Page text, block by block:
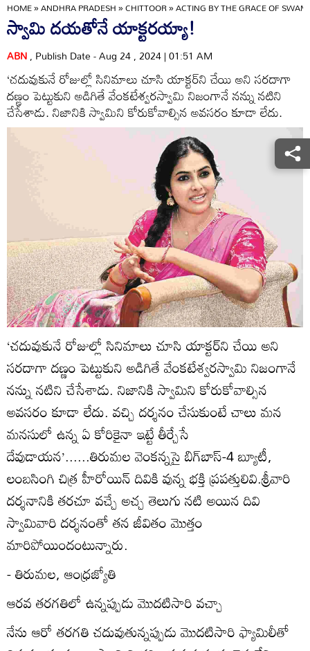
HOME»ANDHRA PRADESH»CHITTOOR»ACTING BY THE GRACE OF
స్వామి దయతోనే యాక్టరయ్యా!
ABN, Publish Date - Aug 24 , 2024 | 01:51 AM
‘చదువుకునే రోజుల్లో సినిమాలు చూసి యాక్టర్‌ని చేయి అని సరదాగా
దణ్ణం పెట్టుకుని అడిగితే వేంకటేశ్వరస్వామి నిజంగానే నన్ను నటిని
చేసేశాడు. నిజానికి స్వామిని కోరుకోవాల్సిన అవసరం కూడా లేదు.
‘చదువుకునే రోజుల్లో సినిమాలు చూసి యాక్టర్‌ని చేయి అని
సరదాగా దణ్ణం పెట్టుకుని అడిగితే వేంకటేశ్వరస్వామి నిజంగానే
నన్ను నటిని చేసేశాడు. నిజానికి స్వామిని కోరుకోవాల్సిన
అవసరం కూడా లేదు. వచ్చి దర్శనం చేసుకుంటే చాలు మన
మనసులో ఉన్న ఏ కోరికైనా ఇట్టే తీర్చేసే
దేవుడాయన’......తిరుమల వెంకన్నసై బిగ్‌బాస్‌-4 బ్యూటీ,
లంబసింగి చిత్ర హీరోయిన్‌ దివికి వున్న భక్తి ప్రపత్తులివి.శ్రీవారి
దర్శనానికి తరచూ వచ్చే అచ్చ తెలుగు నటి అయిన దివి
స్వామివారి దర్శనంతో తన జీవితం మొత్తం
మారిపోయిందంటున్నారు.
- తిరుమల, ఆంధ్రజ్యోతి
ఆరవ తరగతిలో ఉన్నప్పుడు మొదటిసారి వచ్చా
నేను ఆరో తరగతి చదువుతున్నప్పుడు మొదటిసారి ఫ్యామిలీతో